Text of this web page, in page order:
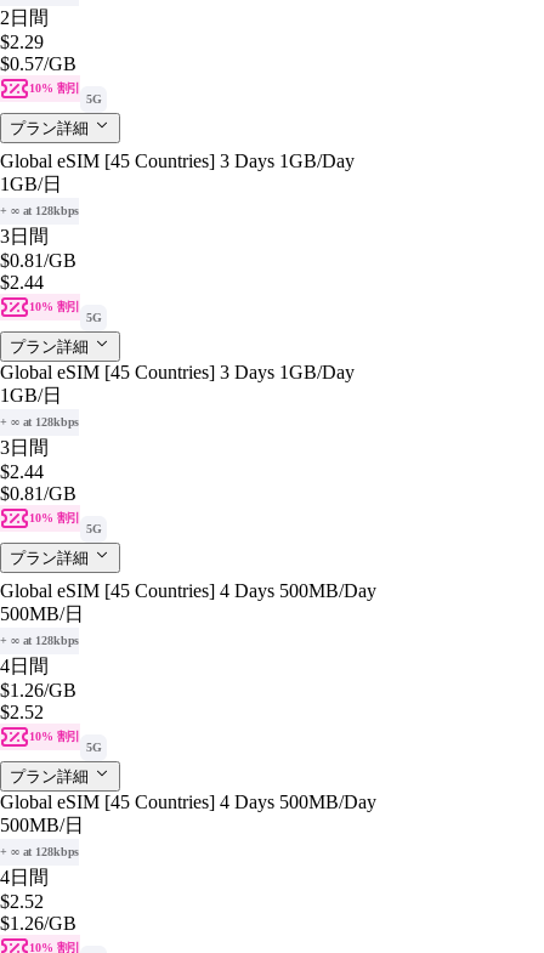
2日間
$2.29
$0.57/GB
10% 割引
5G
プラン詳細
Global eSIM [45 Countries] 3 Days 1GB/Day
1GB/日
+ ∞ at 128kbps
3日間
$0.81/GB
$2.44
10% 割引
5G
プラン詳細
Global eSIM [45 Countries] 3 Days 1GB/Day
1GB/日
+ ∞ at 128kbps
3日間
$2.44
$0.81/GB
10% 割引
5G
プラン詳細
Global eSIM [45 Countries] 4 Days 500MB/Day
500MB/日
+ ∞ at 128kbps
4日間
$1.26/GB
$2.52
10% 割引
5G
プラン詳細
Global eSIM [45 Countries] 4 Days 500MB/Day
500MB/日
+ ∞ at 128kbps
4日間
$2.52
$1.26/GB
10% 割引